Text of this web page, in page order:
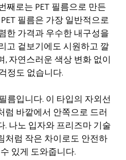
째로는 PET 필름으로 만든
필름은 가장 일반적으로
한 가격과 우수한 내구성을
고 겉보기에도 시원하고 깔
, 자연스러운 색상 변화 없이
정도 없습니다.
름입니다. 이 타입의 자외선
럼 바깥에서 안쪽으로 드러
. 나노 입자와 프리즈마 기술
처럼 작은 차이로도 안전하
있게 도와줍니다.